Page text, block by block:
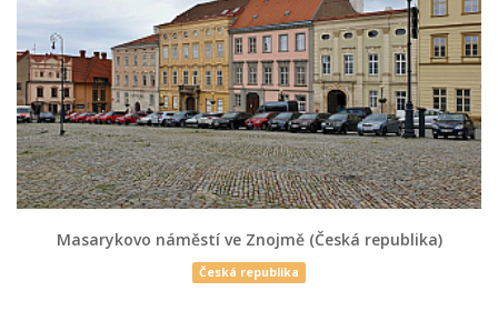
Masarykovo náměstí ve Znojmě (Česká republika)
Česká republika